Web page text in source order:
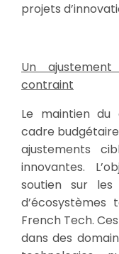
projets
Un
contraint
Le maintien du
cadre
ajustements
innovantes.
soutien sur
d’écosystèmes
French Tech.
dans des